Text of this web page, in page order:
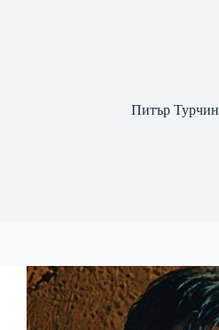
Питър Турчин